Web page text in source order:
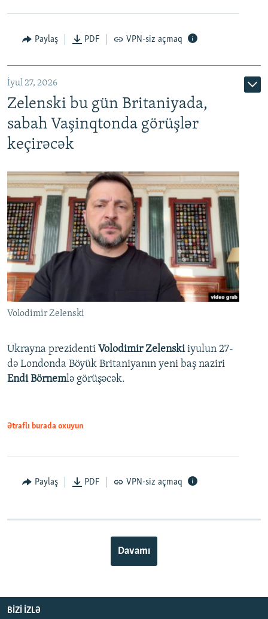
Paylaş PDF VPN-siz açmaq
İyul 27, 2026
Zelenski bu gün Britaniyada,
sabah Vaşinqtonda görüşlər
keçirəcək
Volodimir Zelenski
Ukrayna prezidenti Volodimir Zelenskiiyulun 27-
də Londonda Böyük Britaniyanın yeni baş naziri
Endi Börnemlə görüşəcək.
Ətraflı burada oxuyun
Paylaş PDF VPN-siz açmaq
Davamı
BIZI IZLƏ